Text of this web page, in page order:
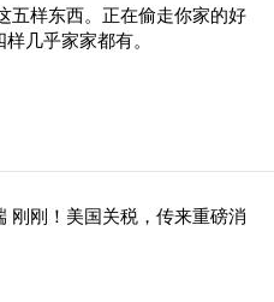
五样东西。正在偷走你家的好
几乎家家都有。
刚刚！美国关税，传来重磅消